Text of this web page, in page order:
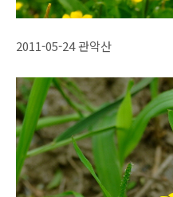
2011-05-24 관악산